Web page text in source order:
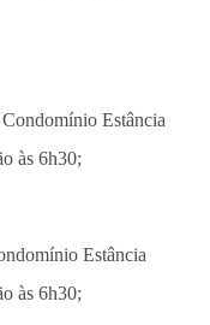
Estância
às 6h30;